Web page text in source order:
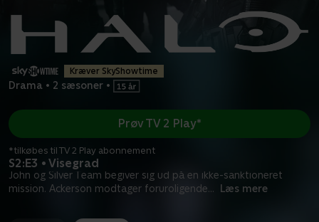
Kræver SkyShowtime
Drama • 2 sæsoner •
S2:E3 • Visegrad
John og Silver Team begiver sig ud på en ikke-sanktioneret
mission. Ackerson modtager foruroligende... Læs mere
Prøv TV 2 Play*
*tilkøbes til TV 2 Play abonnement